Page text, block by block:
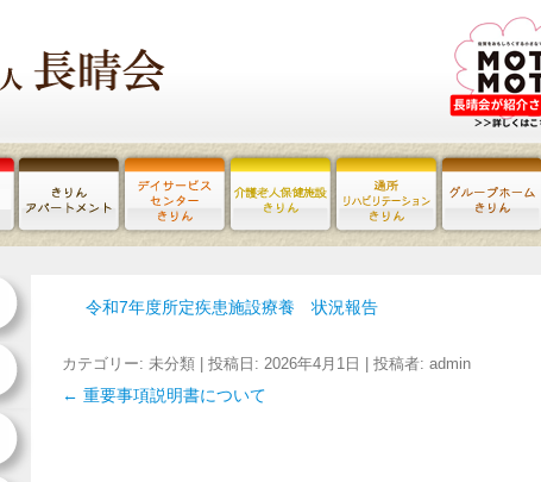
令和7年度所定疾患施設療養 状況報告
カテゴリー:未分類 | 投稿日:2026年4月1日 |投稿者:admin
← 重要事項説明書について